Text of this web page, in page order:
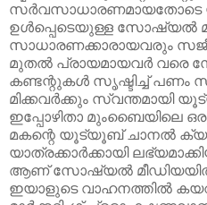
ഉൾപ്പെടെയുള്ള സോഷ്യൽ
സാധാരണക്കാരായവരും
മുതൽ പ്രായമായവർ വരെ
കണ്ടന്റുകൾ സൃഷ്ടിച്ച് പണം
മിക്കവർക്കും
ഇപ്പോഴിതാ മുംബൈയിലെ
മകന്റെ യൂട്യൂബ് ചാനൽ
യാത്രക്കാർക്കായി
ആണ് സോഷ്യൽ മീഡിയയിൽ
ഇയാളുടെ വാഹനത്തിൽ